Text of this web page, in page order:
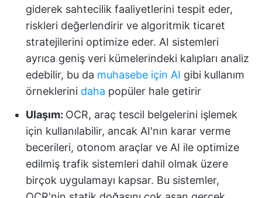
giderek sahtecilik faaliyetlerini tespit eder,
riskleri değerlendirir ve algoritmik ticaret
stratejilerini optimize eder. AI sistemleri
ayrıca geniş veri kümelerindeki kalıpları analiz
edebilir, bu da muhasebe için AI gibi kullanım
örneklerini daha popüler hale getirir
Ulaşım: OCR, araç tescil belgelerini işlemek
için kullanılabilir, ancak AI'nın karar verme
becerileri, otonom araçlar ve AI ile optimize
edilmiş trafik sistemleri dahil olmak üzere
birçok uygulamayı kapsar. Bu sistemler,